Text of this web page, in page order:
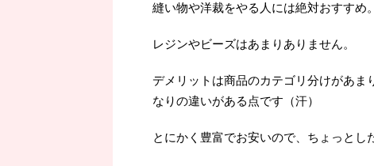
縫い物や洋裁をやる人には絶対おすすめ。
レジンやビーズはあまりありません。
デメリットは商品のカテゴリ分けがあ
なりの違いがある点です（汗）
とにかく豊富でお安いので、ちょっとし